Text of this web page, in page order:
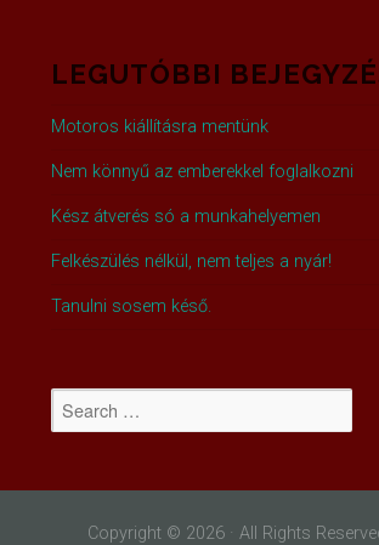
LEGUTÓBBI
Motoros kiállításra mentünk
Nem könnyű az emberekkel foglalkozni
Kész átverés só a munkahelyemen
Felkészülés nélkül, nem teljes a nyár!
Tanulni sosem késő.
Copyright © 2026 · All Rights